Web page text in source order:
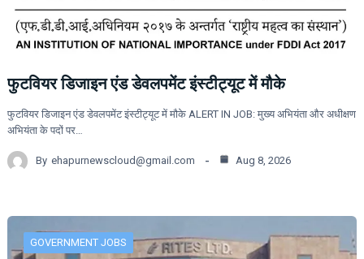
फुटवियर डिजाइन एंड डेवलपमेंट इंस्टीट्यूट में मौके
फुटवियर डिजाइन एंड डेवलपमेंट इंस्टीट्यूट में मौके ALERT IN JOB: मुख्य अभियंता और अधीक्षण
अभियंता के पदों पर…
By ehapurnewscloud@gmail.com Aug 8, 2026
GOVERNMENT JOBS